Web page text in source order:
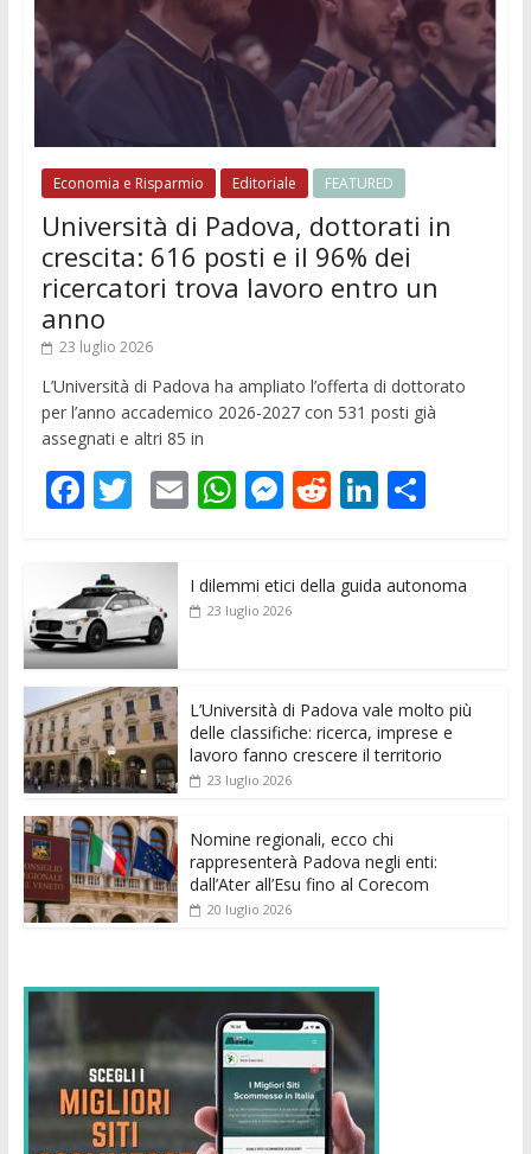
Economia e Risparmio Editoriale FEATURED
Università di Padova, dottorati in
crescita: 616 posti e il 96% dei
ricercatori trova lavoro entro un
anno
23 luglio 2026
L’Università di Padova ha ampliato l’offerta di dottorato
per l’anno accademico 2026-2027 con 531 posti già
assegnati e altri 85 in
F
e
b
o
o
k
T
itt
er
E
ai
l
W
s
p
M
ss
e
er
R
di
Li
e
C
di
I dilemmi etici della guida autonoma
23 luglio 2026
L’Università di Padova vale molto più
delle classifiche: ricerca, imprese e
lavoro fanno crescere il territorio
23 luglio 2026
Nomine regionali, ecco chi
rappresenterà Padova negli enti:
dall’Ater all’Esu fino al Corecom
20 luglio 2026